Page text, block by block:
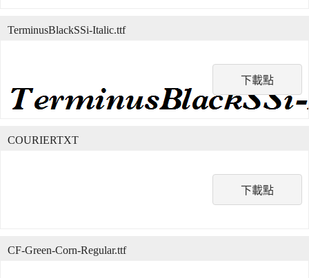
下載點
TerminusBlackSSi-Italic.ttf
下載點
COURIERTXT
CF-Green-Corn-Regular.ttf